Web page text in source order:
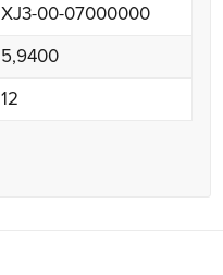
XJ3-00-07000000
5,9400
12